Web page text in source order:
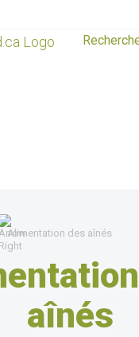
Alimentation des aînés
aînés